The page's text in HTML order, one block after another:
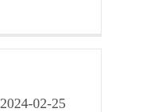
2024-02-25